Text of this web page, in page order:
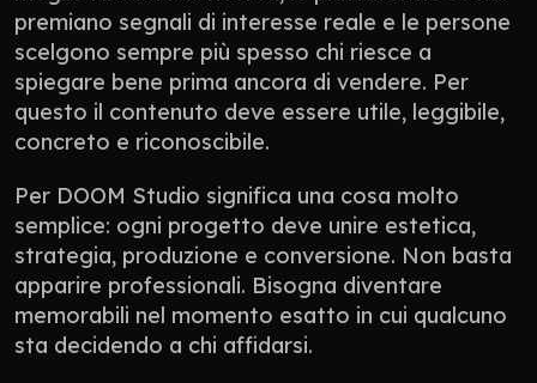
premiano segnali di interesse reale e le persone
scelgono sempre più spesso chi riesce a
spiegare bene prima ancora di vendere. Per
questo il contenuto deve essere utile, leggibile,
concreto e riconoscibile.
Per DOOM Studio significa una cosa molto
semplice: ogni progetto deve unire estetica,
strategia, produzione e conversione. Non basta
apparire professionali. Bisogna diventare
memorabili nel momento esatto in cui qualcuno
sta decidendo a chi affidarsi.